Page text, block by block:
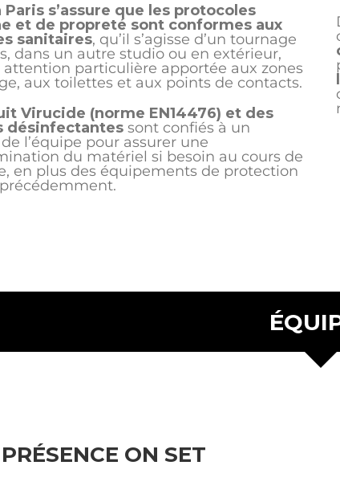
Paris s’assure que les protocoles
et de propreté sont conformes aux
sanitaires, qu’il s’agisse d’un tournage
dans un autre studio ou en extérieur,
attention particulière apportée aux zones
aux toilettes et aux points de contacts.
Virucide (norme EN14476) et des
désinfectantessont confiés à un
l’équipe pour assurer une
du matériel si besoin au cours de
en plus des équipements de protection
PRÉSENCE ON SET